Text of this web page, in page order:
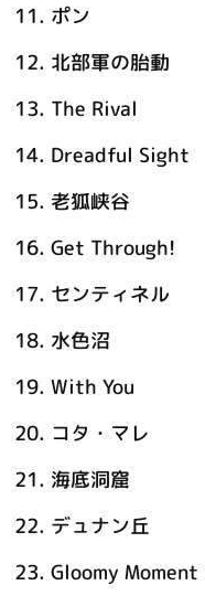
11. ポン
12. 北部軍の胎動
13. The Rival
14. Dreadful Sight
15. 老狐峡谷
16. Get Through!
17. センティネル
18. 水色沼
19. With You
20. コタ・マレ
21. 海底洞窟
22. デュナン丘
23. Gloomy Moment